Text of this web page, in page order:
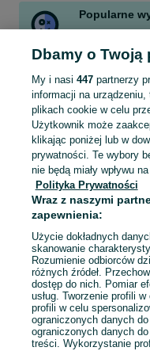
Popularne
praca kleszczów
Zobacz Więcej
Mapa kategorii
Mapa miejscowości
Mapa ministron
Popularne wyszukiwania
Dbamy o Twoją
My i nasi 447partnerzy
informacji na
plikach cookie w celu
Użytkownik może
klikając poniżej lub w
prywatności. Te wybory
nie będą miały wpływu
Polityka Prywatności
Wraz z naszymi
zapewnienia:
Użycie dokładnych
skanowanie
Rozumienie odbiorców
różnych źródeł.
dostęp do nich. Pomiar
usług. Tworzenie profili
profili w celu
ograniczonych danych
ograniczonych danych
treści. Wykorzystanie